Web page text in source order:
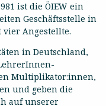
ist die ÖIEW ein
Geschäftsstelle in
Angestellte.
in Deutschland,
Multiplikator:innen,
und geben die
auf unserer